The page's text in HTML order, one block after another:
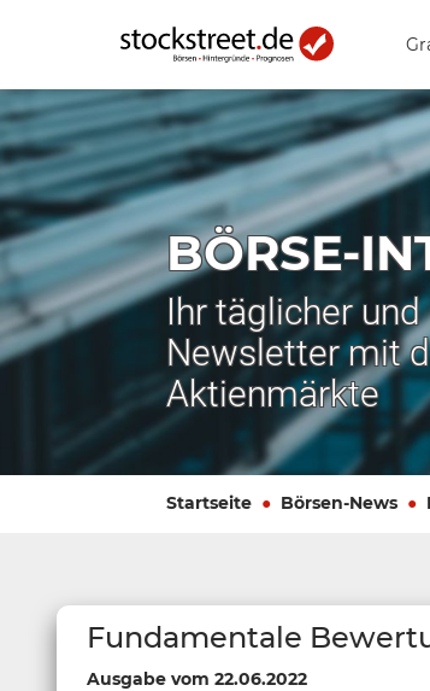
BÖRSE-
Ihr täglicher
Newsletter mit
Aktienmärkte
Startseite Börsen-News
Fundamentale
Ausgabe vom 22.06.2022